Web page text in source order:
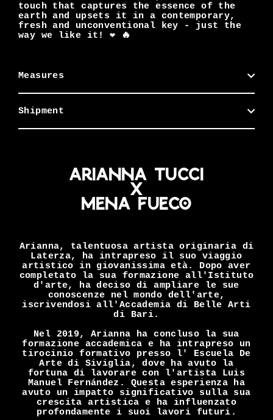
touch that captures the essence of the
earth and upsets it in a contemporary,
fresh and unconventional key - just the
way we like it! ❤️ 🔥
Measures
Shipment
Arianna Tucci
x
mena fueco
Arianna, talentuosa artista originaria di
Laterza, ha intrapreso il suo viaggio
artistico in giovanissima età. Dopo aver
completato la sua formazione all'Istituto
d'arte, ha deciso di ampliare le sue
conoscenze nel mondo dell'arte,
iscrivendosi all'Accademia di Belle Arti
di Bari.
Nel 2019, Arianna ha concluso la sua
formazione accademica e ha intrapreso un
tirocinio formativo presso l' Escuela De
Arte di Siviglia, dove ha avuto la
fortuna di lavorare con l'artista Luis
Manuel Fernández. Questa esperienza ha
avuto un impatto significativo sulla sua
crescita artistica e ha influenzato
profondamente i suoi lavori futuri.